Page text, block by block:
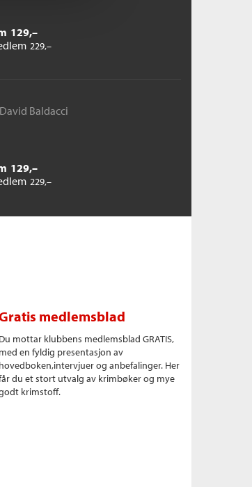
129,–
229,–
David Baldacci
129,–
229,–
medlemsblad
Du mottar klubbens medlemsblad GRATIS,
med en fyldig presentasjon av
hovedboken,intervjuer og anbefalinger. Her
du et stort utvalg av krimbøker og mye
krimstoff.